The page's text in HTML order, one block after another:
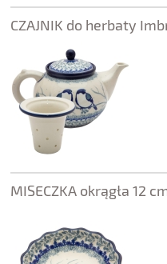
CZAJNIK do herbaty
MISECZKA okrągła 12